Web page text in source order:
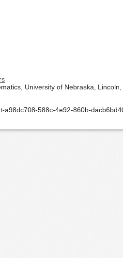
University of Nebraska, Lincoln,
a98dc708-588c-4e92-860b-